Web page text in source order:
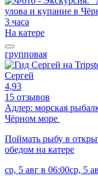
3 часа
На катере
групповая
Сергей
4,93
15 отзывов
Адлер: морская
Чёрном море
Поймать рыбу в
обедом на катере
ср, 5 авг в 06:00ср, 5